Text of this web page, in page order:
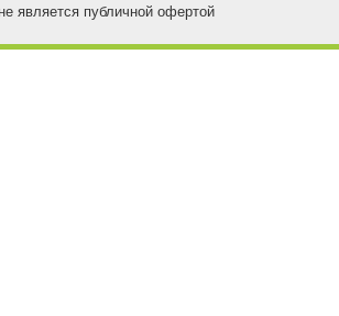
является публичной офертой